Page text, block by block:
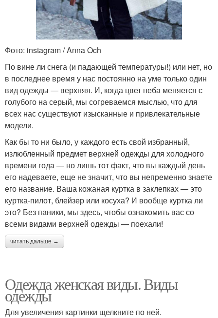
Фото: instagram / Anna Och
По вине ли снега (и падающей температуры!) или нет, но
в последнее время у нас постоянно на уме только один
вид одежды — верхняя. И, когда цвет неба меняется с
голубого на серый, мы согреваемся мыслью, что для
всех нас существуют изысканные и привлекательные
модели.
Как бы то ни было, у каждого есть свой избранный,
излюбленный предмет верхней одежды для холодного
времени года — но лишь тот факт, что вы каждый день
его надеваете, еще не значит, что вы непременно знаете
его название. Ваша кожаная куртка в заклепках — это
куртка-пилот, блейзер или косуха? И вообще куртка ли
это? Без паники, мы здесь, чтобы ознакомить вас со
всеми видами верхней одежды — поехали!
читать дальше →
Одежда женская виды. Виды
одежды
Для увеличения картинки щелкните по ней.